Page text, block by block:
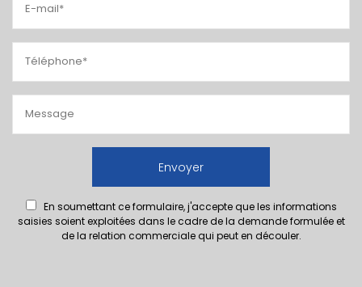
En soumettant ce formulaire, j'accepte que les informations
saisies soient exploitées dans le cadre de la demande formulée et
de la relation commerciale qui peut en découler.